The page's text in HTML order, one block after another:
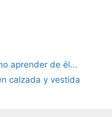
aprender de él…
calzada y vestida